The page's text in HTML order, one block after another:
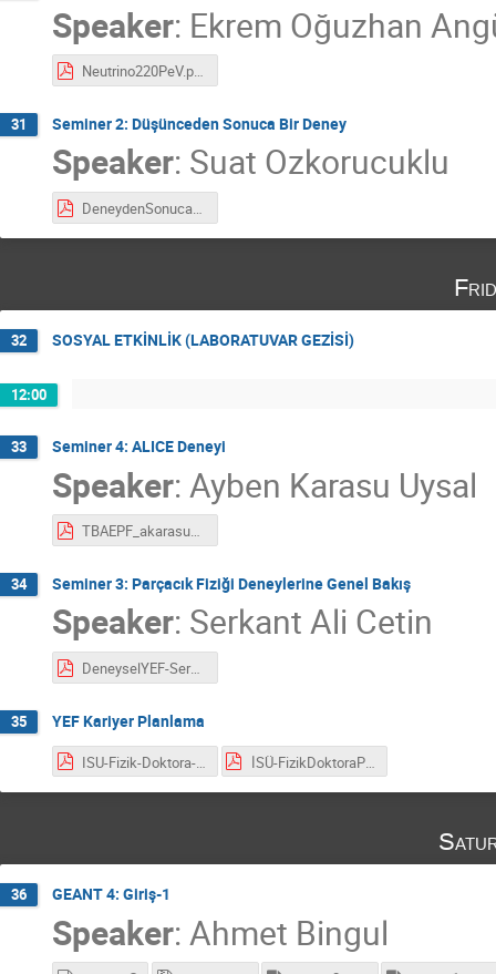
Speaker: Ekrem Oğuzhan
Neutrino220PeV.pdf
31 Seminer 2: Düşünceden Sonuca Bir Deney
Speaker: Suat Ozkorucuklu
DeneydenSonuca_Sunum.pdf
32 SOSYAL ETKİNLİK (LABORATUVAR GEZİSİ)
12:00
33 Seminer 4: ALICE Deneyi
Speaker:Ayben Karasu Uysal
TBAEPF_akarasu_feb_2025-compressed.pdf
34 Seminer 3: Parçacık Fiziği Deneylerine Genel Bakış
Speaker: Serkant Ali Cetin
DeneyselYEF-Serkant2025.pdf
35 YEF Kariyer Planlama
ISU-Fizik-Doktora-DersPlanı.pdf İSÜ-FizikDoktoraProgramı-GenelBilgiler.pdf
36 GEANT 4: Giriş-1
Speaker:Ahmet Bingul